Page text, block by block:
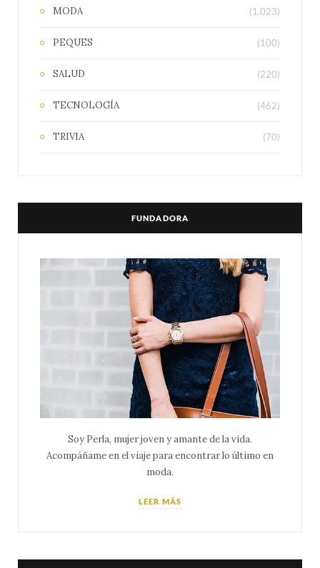
MODA (1.023)
PEQUES (100)
SALUD (220)
TECNOLOGÍA (462)
TRIVIA (70)
FUNDADORA
Soy Perla, mujer joven y amante de la vida.
Acompáñame en el viaje para encontrar lo último en
moda.
LEER MÁS